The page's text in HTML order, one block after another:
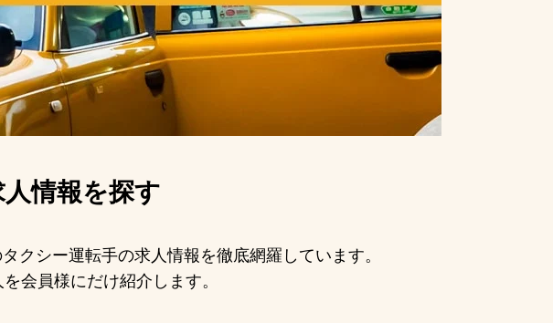
情報を探す
クシー運転手の求人情報を徹底網羅しています。
会員様にだけ紹介します。